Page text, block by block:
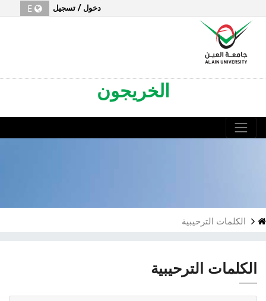
دخول / تسجيل
الخريجون
الكلمات الترحيبية
الكلمات الترحيبية